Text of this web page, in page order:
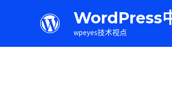
WordPress
wpeyes技术视点